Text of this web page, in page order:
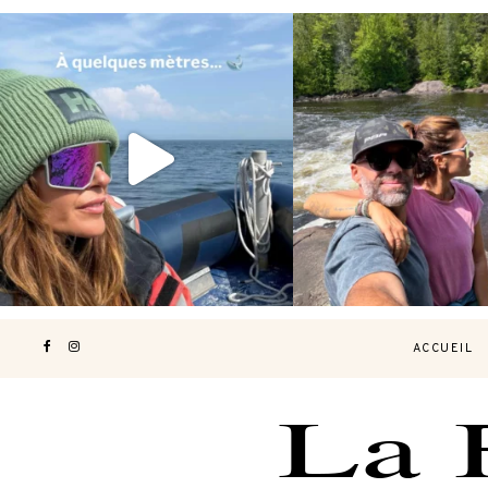
Voir une baleine en photo, c’est
impressionnant 🐋...
190
Les Laurentides, le
nature.
...
308
ACCUEIL